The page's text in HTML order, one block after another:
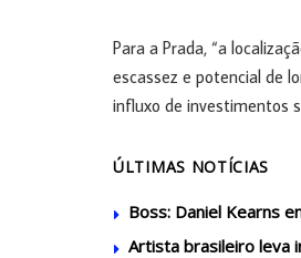
Para a Prada, “a
escassez e potencial de
influxo de investimentos
ÚLTIMAS NOTÍCIAS
Boss: Daniel Kearns
Artista brasileiro leva